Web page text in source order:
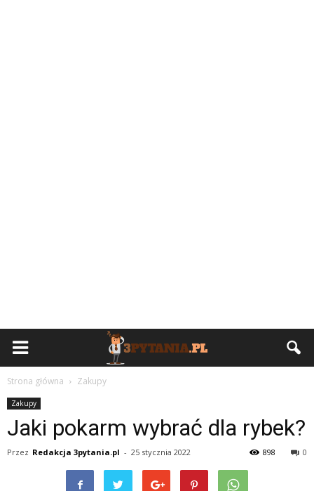
Strona główna Zakupy
Zakupy
Jaki pokarm wybrać dla rybek?
Przez Redakcja 3pytania.pl - 25 stycznia 2022 0
898